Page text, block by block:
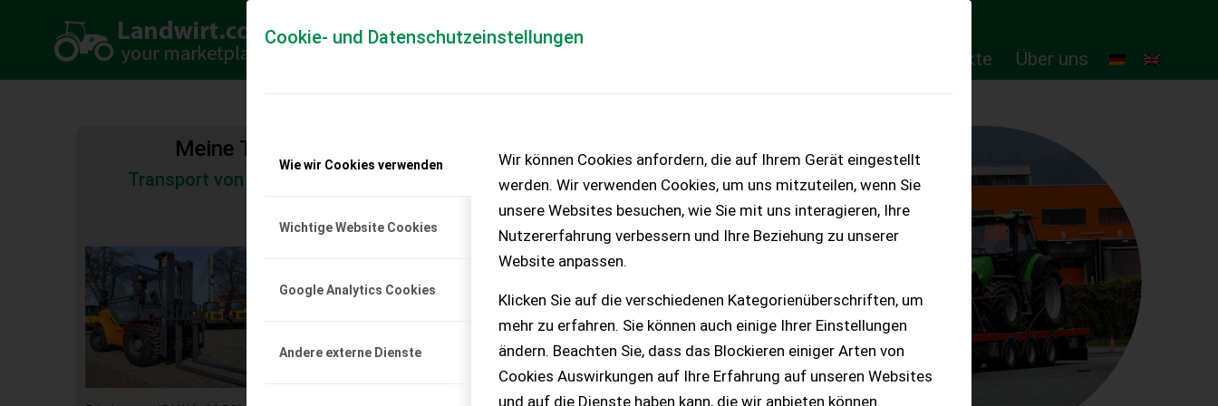
Cookie- und Datenschutzeinstellungen
Wie wir Cookies verwenden
Wichtige Website Cookies
Google Analytics Cookies
Andere externe Dienste
Wir können Cookies anfordern, die auf Ihrem Gerät eingestellt
werden. Wir verwenden Cookies, um uns mitzuteilen, wenn Sie
unsere Websites besuchen, wie Sie mit uns interagieren, Ihre
Nutzererfahrung verbessern und Ihre Beziehung zu unserer
Website anpassen.
Klicken Sie auf die verschiedenen Kategorienüberschriften, um
mehr zu erfahren. Sie können auch einige Ihrer Einstellungen
ändern. Beachten Sie, dass das Blockieren einiger Arten von
Cookies Auswirkungen auf Ihre Erfahrung auf unseren Websites
und auf die Dienste haben kann, die wir anbieten können.
Online-Produkte Über uns
Meine Transportkostenanfrage
Transport von Land- und Baumaschinen – KEINE
Geländestapler Lonking LG35DT
Geländestapler Lonking LG35DT Terrain 4x4 – NEU,
Brutto (inkl. 19 % MwSt.): € 44.398,-, Transport: €
500,-. Hinweis: Nettoverkauf bei gültiger EU-USt-
IdNr. möglich – keine MwSt. Antrieb: Diesel, Bstd.:
0, Tragfähigkeit: 3.500 kg, Hubhöhe: 4.500 mm,
Masttyp: Triplex, Motor: Yunnei DEF20CDF4, Euro